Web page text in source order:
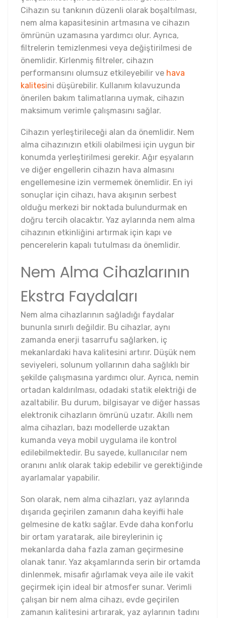
Cihazın su tankının düzenli olarak boşaltılması,
nem alma kapasitesinin artmasına ve cihazın
ömrünün uzamasına yardımcı olur. Ayrıca,
filtrelerin temizlenmesi veya değiştirilmesi de
önemlidir. Kirlenmiş filtreler, cihazın
performansını olumsuz etkileyebilir ve hava
kalitesini düşürebilir. Kullanım kılavuzunda
önerilen bakım talimatlarına uymak, cihazın
maksimum verimle çalışmasını sağlar.
Cihazın yerleştirileceği alan da önemlidir. Nem
alma cihazınızın etkili olabilmesi için uygun bir
konumda yerleştirilmesi gerekir. Ağır eşyaların
ve diğer engellerin cihazın hava almasını
engellemesine izin vermemek önemlidir. En iyi
sonuçlar için cihazı, hava akışının serbest
olduğu merkezi bir noktada bulundurmak en
doğru tercih olacaktır. Yaz aylarında nem alma
cihazının etkinliğini artırmak için kapı ve
pencerelerin kapalı tutulması da önemlidir.
Nem Alma Cihazlarının
Ekstra Faydaları
Nem alma cihazlarının sağladığı faydalar
bununla sınırlı değildir. Bu cihazlar, aynı
zamanda enerji tasarrufu sağlarken, iç
mekanlardaki hava kalitesini artırır. Düşük nem
seviyeleri, solunum yollarının daha sağlıklı bir
şekilde çalışmasına yardımcı olur. Ayrıca, nemin
ortadan kaldırılması, odadaki statik elektriği de
azaltabilir. Bu durum, bilgisayar ve diğer hassas
elektronik cihazların ömrünü uzatır. Akıllı nem
alma cihazları, bazı modellerde uzaktan
kumanda veya mobil uygulama ile kontrol
edilebilmektedir. Bu sayede, kullanıcılar nem
oranını anlık olarak takip edebilir ve gerektiğinde
ayarlamalar yapabilir.
Son olarak, nem alma cihazları, yaz aylarında
dışarıda geçirilen zamanın daha keyifli hale
gelmesine de katkı sağlar. Evde daha konforlu
bir ortam yaratarak, aile bireylerinin iç
mekanlarda daha fazla zaman geçirmesine
olanak tanır. Yaz akşamlarında serin bir ortamda
dinlenmek, misafir ağırlamak veya aile ile vakit
geçirmek için ideal bir atmosfer sunar. Verimli
çalışan bir nem alma cihazı, evde geçirilen
zamanın kalitesini artırarak, yaz aylarının tadını